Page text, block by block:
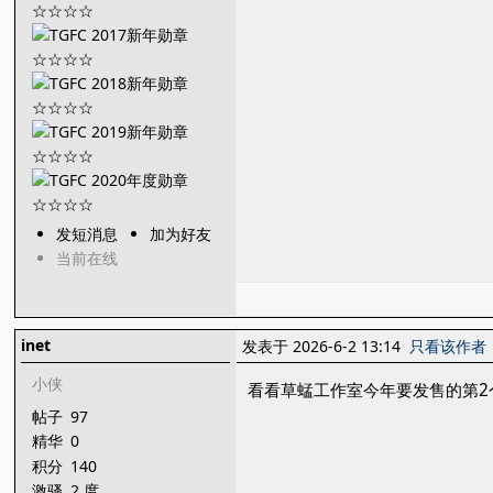
发短消息
加为好友
当前在线
inet
小侠
帖子 97
精华 0
积分 140
发表于 2026-6-2 13:14 只看该作者
看看草蜢工作室今年要发售的第